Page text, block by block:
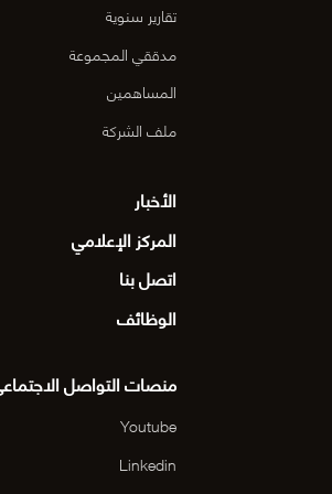
تقارير سنوية
مدققي المجموعة
المساهمين
ملف الشركة
الأخبار
المركز الإعلامي
اتصل بنا
الوظائف
منصات التواصل
Youtube
Linkedin